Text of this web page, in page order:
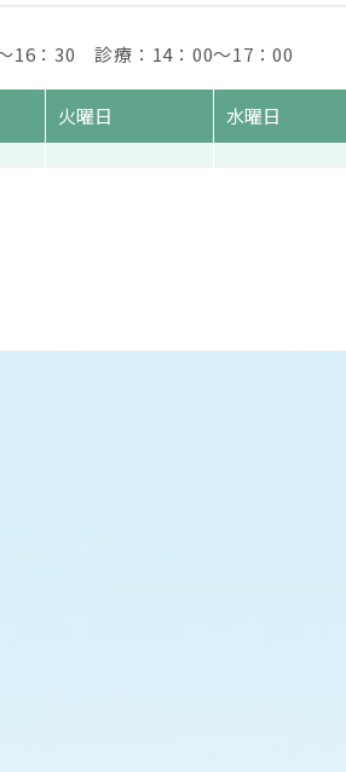
16：30 診療：14：00〜17：00
火曜日 水曜日